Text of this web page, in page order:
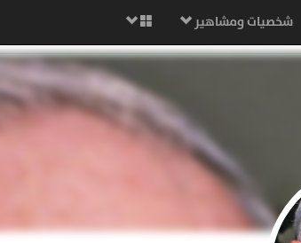
شخصيات ومشاهير